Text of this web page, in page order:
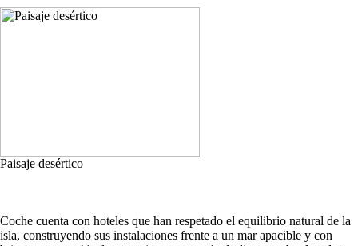
Paisaje desértico
Coche cuenta con hoteles que han respetado el equilibrio natural de la
isla, construyendo sus instalaciones frente a un mar apacible y con